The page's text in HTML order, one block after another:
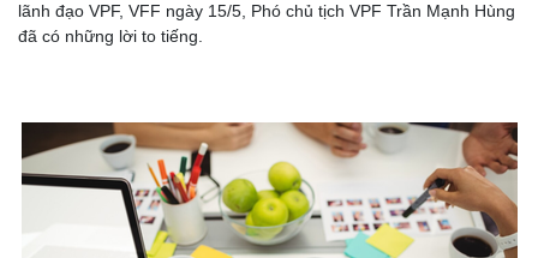
lãnh đạo VPF, VFF ngày 15/5, Phó chủ tịch VPF Trần Mạnh Hùng
đã có những lời to tiếng.